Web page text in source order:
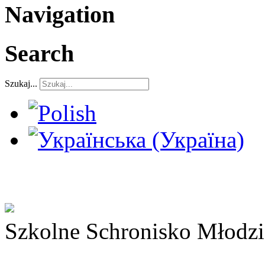
Navigation
Search
Szukaj...
Szkolne Schronisko